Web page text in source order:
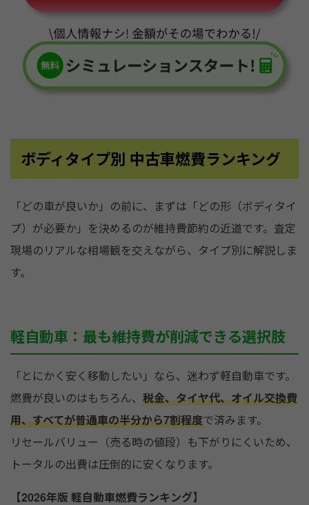
ボディタイプ別 中古車燃費ランキング
「どの車が良いか」の前に、まずは「どの形（ボディタイ
プ）が必要か」を決めるのが維持費節約の近道です。査定
現場のリアルな相場観を交えながら、タイプ別に解説しま
す。
軽自動車：最も維持費が削減できる選択肢
「とにかく安く移動したい」なら、迷わず軽自動車です。
燃費が良いのはもちろん、 税金、タイヤ代、オイル交換費
用、すべてが普通車の半分から7割程度で済みます。
リセールバリュー（売る時の値段）も下がりにくいため、
トータルの出費は圧倒的に安くなります。
【2026年版 軽自動車燃費ランキング】